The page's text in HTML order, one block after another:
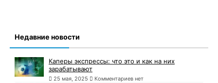
Недавние новости
Каперы экспрессы: что это и как на них
зарабатывают
25 мая, 2025 Комментариев нет